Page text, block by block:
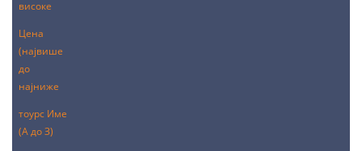
високе
Цена
(највише
до
најниже
тоурс Име
(А до З)